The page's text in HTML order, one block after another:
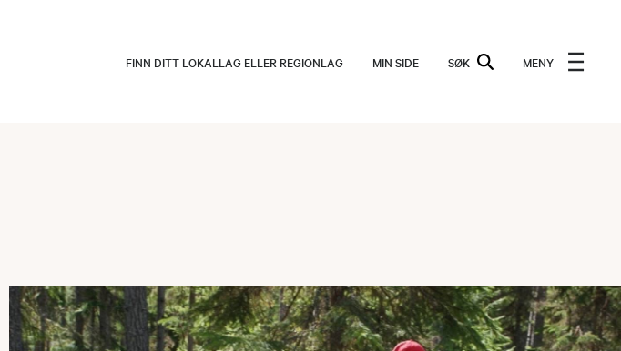
FINN DITT LOKALLAG ELLER REGIONLAG MIN SIDE SØK MENY